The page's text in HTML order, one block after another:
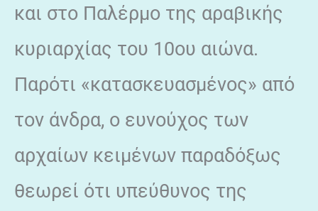
και στο Παλέρμο της αραβικής
κυριαρχίας του 10ου αιώνα.
Παρότι «κατασκευασμένος» από
τον άνδρα, ο ευνούχος των
αρχαίων κειμένων παραδόξως
θεωρεί ότι υπεύθυνος της